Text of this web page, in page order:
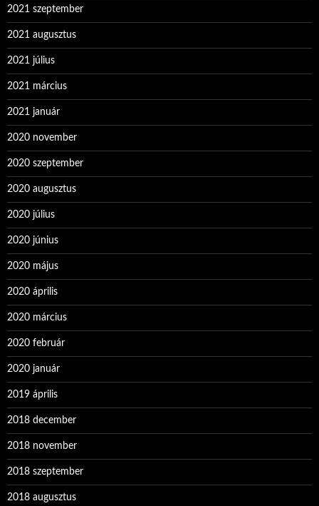
2021 szeptember
2021 augusztus
2021 július
2021 március
2021 január
2020 november
2020 szeptember
2020 augusztus
2020 július
2020 június
2020 május
2020 április
2020 március
2020 február
2020 január
2019 április
2018 december
2018 november
2018 szeptember
2018 augusztus